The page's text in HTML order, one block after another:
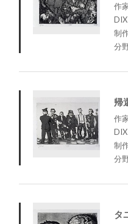
作
DIX
制
分
帰
作
DIX
制
分
タ